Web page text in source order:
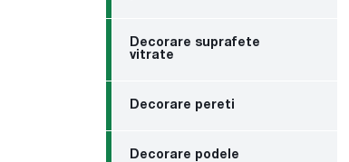
Decorare suprafete
vitrate
Decorare pereti
Decorare podele